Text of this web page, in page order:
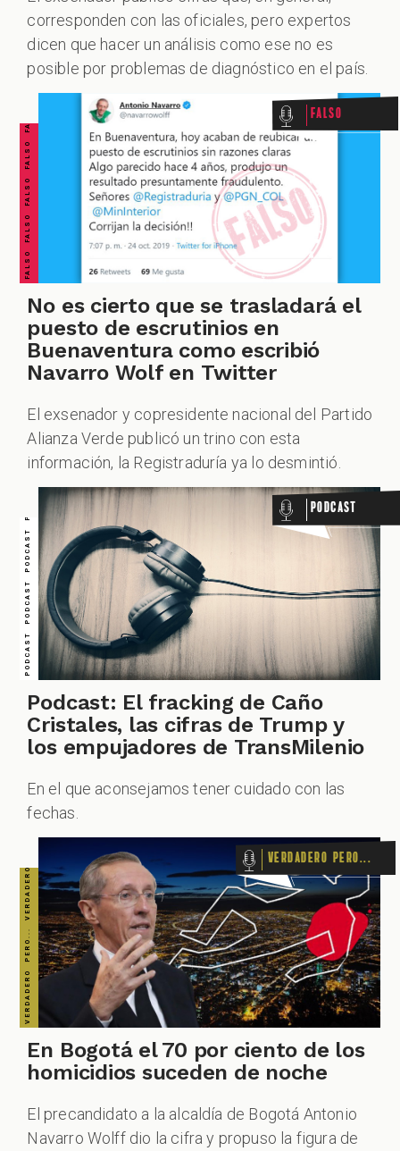
corresponden con las oficiales, pero expertos
dicen que hacer un análisis como ese no es
posible por problemas de diagnóstico en el país.
FALSO FALSO FALSO FALSO FALSO FALSO FALSO Falso
No es cierto que se trasladará el
puesto de escrutinios en
Buenaventura como escribió
Navarro Wolf en Twitter
El exsenador y copresidente nacional del Partido
Alianza Verde publicó un trino con esta
información, la Registraduría ya lo desmintió.
PODCAST PODCAST PODCAST PODCAST PODCAST PODCAST PODCAST Podcast
Podcast: El fracking de Caño
Cristales, las cifras de Trump y
los empujadores de TransMilenio
En el que aconsejamos tener cuidado con las
fechas.
VERDADERO PERO... VERDADERO PERO... VERDADERO PERO... VERDADERO PERO... VERDADERO PERO... VERDADERO PERO... VERDADERO PERO... Verdadero pero...
En Bogotá el 70 por ciento de los
homicidios suceden de noche
El precandidato a la alcaldía de Bogotá Antonio
Navarro Wolff dio la cifra y propuso la figura de